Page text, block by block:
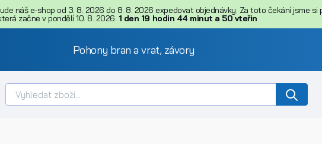
náš e-shop od 3. 8. 2026 do 8. 8. 2026 expedovat objednávky. Za toto čekání jsme si
začne v pondělí 10. 8. 2026. 1 den 19 hodin 44 minut a 49vteřin
Pohony bran a vrat, závory